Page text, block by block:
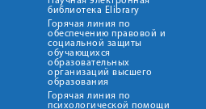
библиотека Elibrary
Горячая линия по
обеспечению правовой и
социальной защиты
обучающихся
образовательных
организаций высшего
образования
Горячая линия по
психологической помощи